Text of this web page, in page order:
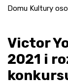
Domu Kultury
Victor
2021 i